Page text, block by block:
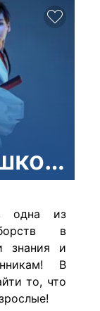
одна из
в
знания и
В
то, что